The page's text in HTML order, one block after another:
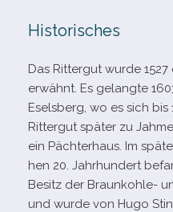
Historisches
Das Rittergut wurde
erwähnt. Es gelangte
Eselsberg, wo es sich
Rittergut spä­ter zu
ein Pächterhaus. Im
hen 20. Jahrhundert
Besitz der Braunkohle-
und wurde von Hugo